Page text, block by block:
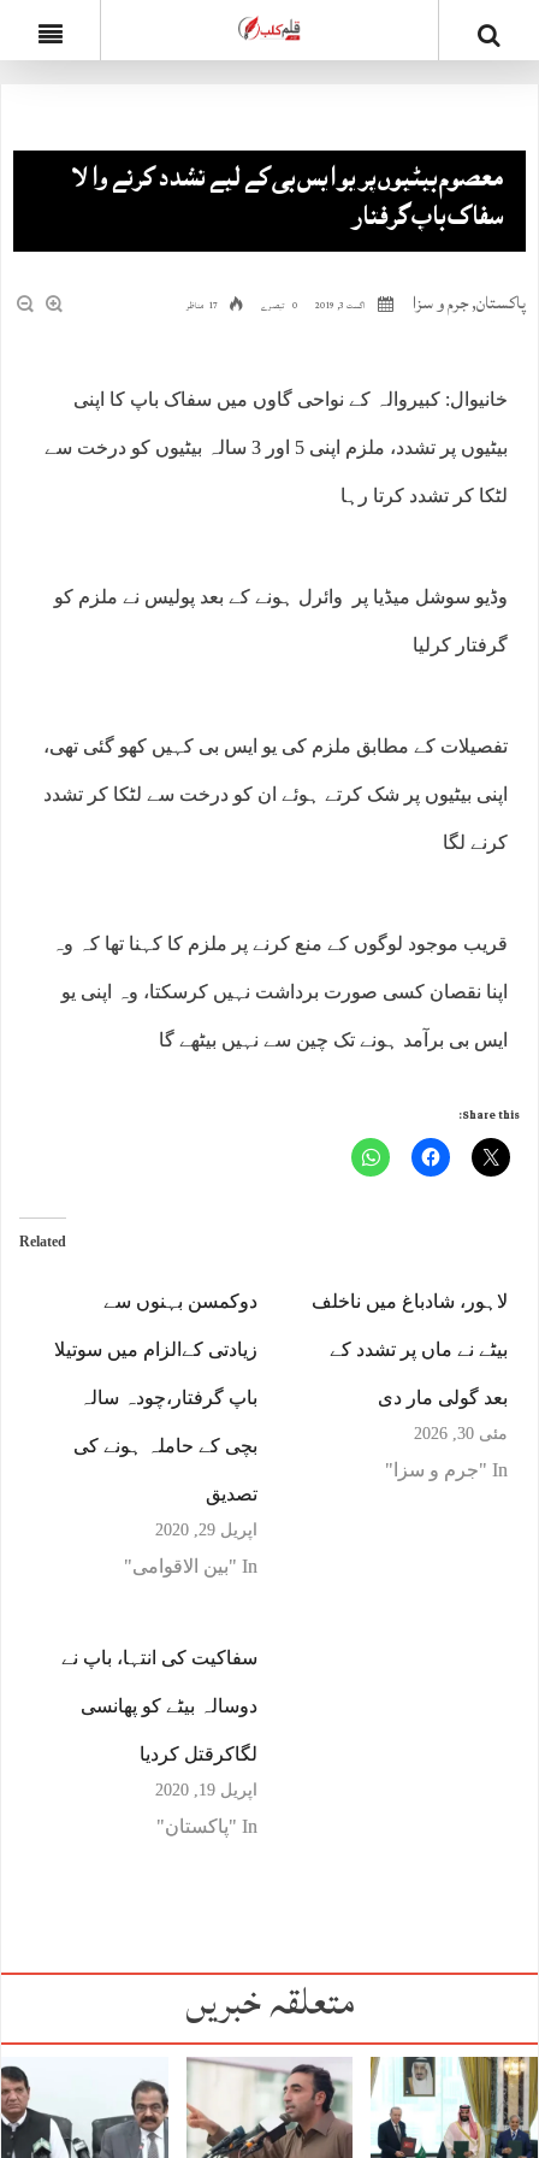
معصوم بیٹیوں پر یو ایس بی کے لیے تشدد کرنے والا
سفاک باپ گرفتار
پاکستان,جرم و سزا اگست 3, 2019 0 تبصرے 17 مناظر
خانیوال: کبیروالہ کے نواحی گاوں میں سفاک باپ کا اپنی
بیٹیوں پر تشدد، ملزم اپنی 5 اور 3 سالہ بیٹیوں کو درخت سے
لٹکا کر تشدد کرتا رہا
وڈیو سوشل میڈیا پر وائرل ہونے کے بعد پولیس نے ملزم کو
گرفتار کرلیا
تفصیلات کے مطابق ملزم کی یو ایس بی کہیں کھو گئی تھی،
اپنی بیٹیوں پر شک کرتے ہوئے ان کو درخت سے لٹکا کر تشدد
کرنے لگا
قریب موجود لوگوں کے منع کرنے پر ملزم کا کہنا تھا کہ وہ
اپنا نقصان کسی صورت برداشت نہیں کرسکتا، وہ اپنی یو
ایس بی برآمد ہونے تک چین سے نہیں بیٹھے گا
Share this:
Related
دوکمسن بہنوں سے
زیادتی کےالزام میں سوتیلا
باپ گرفتار،چودہ سالہ
بچی کے حاملہ ہونے کی
تصدیق
اپریل 29, 2020
In "بین الاقوامی"
لاہور، شادباغ میں ناخلف
بیٹے نے ماں پر تشدد کے
بعد گولی مار دی
مئی 30, 2026
In "جرم و سزا"
سفاکیت کی انتہا، باپ نے
دوسالہ بیٹے کو پھانسی
لگاکرقتل کردیا
اپریل 19, 2020
In "پاکستان"
متعلقہ خبریں